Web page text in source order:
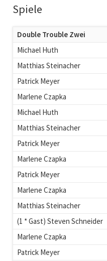
Spiele
Double Trouble Zwei
Michael Huth
Matthias Steinacher
Patrick Meyer
Marlene Czapka
Michael Huth
Matthias Steinacher
Patrick Meyer
Marlene Czapka
Patrick Meyer
Marlene Czapka
Matthias Steinacher
(1 * Gast) Steven Schneider
Marlene Czapka
Patrick Meyer